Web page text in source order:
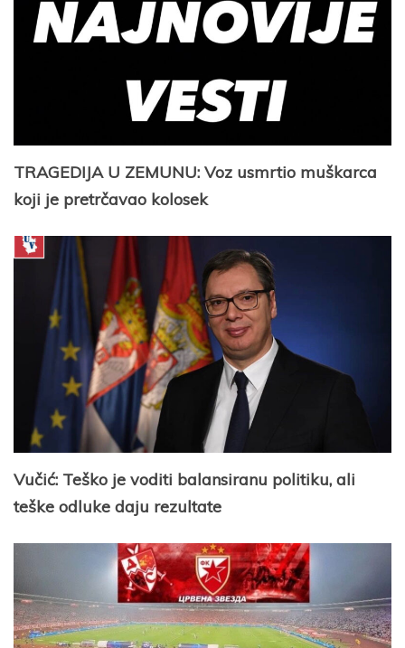
TRAGEDIJA U ZEMUNU: Voz usmrtio muškarca
koji je pretrčavao kolosek
Vučić: Teško je voditi balansiranu politiku, ali
teške odluke daju rezultate